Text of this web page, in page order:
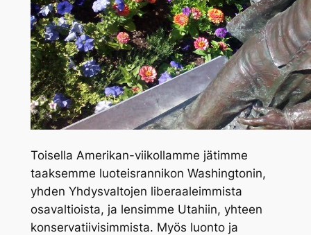
Toisella Amerikan-viikollamme jätimme
taaksemme luoteisrannikon Washingtonin,
yhden Yhdysvaltojen liberaaleimmista
osavaltioista, ja lensimme Utahiin, yhteen
konservatiivisimmista. Myös luonto ja